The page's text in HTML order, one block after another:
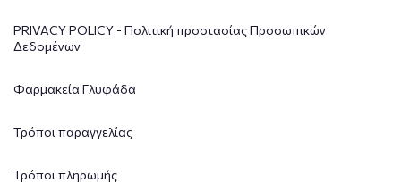
PRIVACY POLICY - Πολιτική προστασίας Προσωπικών
Δεδομένων
Φαρμακεία Γλυφάδα
Τρόποι παραγγελίας
Τρόποι πληρωμής